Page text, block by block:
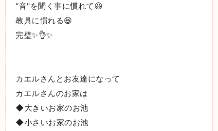
“音"を聞く事に慣れて😆
教具に慣れる😆
完璧✨👌✨
カエルさんとお友達になって
カエルさんのお家は
◆大きいお家のお池
◆小さいお家のお池